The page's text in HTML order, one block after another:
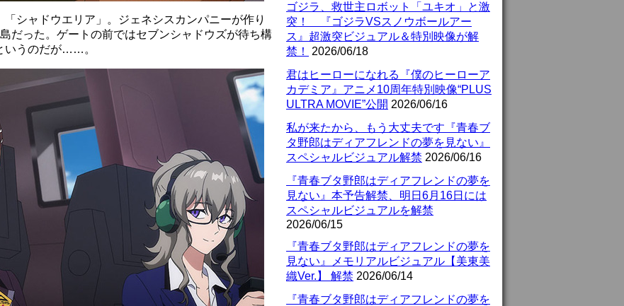
シャドウエリア」。ジェネシスカンパニーが作り
だった。ゲートの前ではセブンシャドウズが待ち構
いうのだが……。
ゴジラ、救世主ロボット「ユキオ」と激
突！ 『ゴジラVSスノウボールアー
ス』超激突ビジュアル＆特別映像が解
禁！
2026/06/18
君はヒーローになれる『僕のヒーローア
カデミア』アニメ10周年特別映像“PLUS
ULTRA MOVIE”公開 2026/06/16
私が来たから、もう大丈夫です『青春ブ
タ野郎はディアフレンドの夢を見ない』
スペシャルビジュアル解禁 2026/06/16
『青春ブタ野郎はディアフレンドの夢を
見ない』本予告解禁、明日6月16日には
スペシャルビジュアルを解禁
2026/06/15
『青春ブタ野郎はディアフレンドの夢を
見ない』メモリアルビジュアル【美東美
織Ver.】 解禁 2026/06/14
『青春ブタ野郎はディアフレンドの夢を